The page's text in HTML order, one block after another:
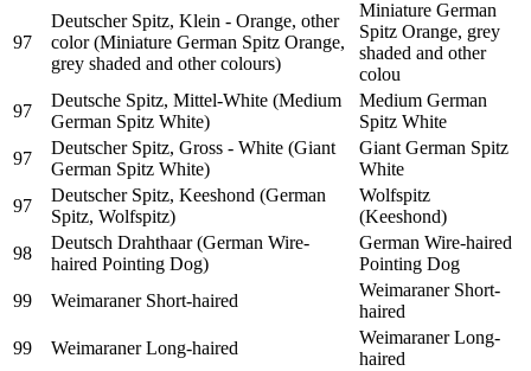
97
Deutscher Spitz, Klein - Orange, other
color (Miniature German Spitz Orange,
grey shaded and other colours)
Miniature German
Spitz Orange, grey
shaded and other
colou
97
Deutsche Spitz, Mittel-White (Medium
German Spitz White)
Medium German
Spitz White
97
Deutscher Spitz, Gross - White (Giant
German Spitz White)
Giant German Spitz
White
97
Deutscher Spitz, Keeshond (German
Spitz, Wolfspitz)
Wolfspitz
(Keeshond)
98
Deutsch Drahthaar (German Wire-
haired Pointing Dog)
German Wire-haired
Pointing Dog
99
Weimaraner Short-haired
Weimaraner Short-
haired
99
Weimaraner Long-haired
Weimaraner Long-
haired